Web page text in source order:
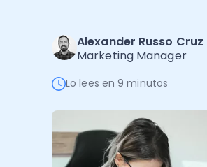
Ver todo
Ver Todo
Alexander Russo Cruz
Marketing Manager
Lo lees en 9 minutos